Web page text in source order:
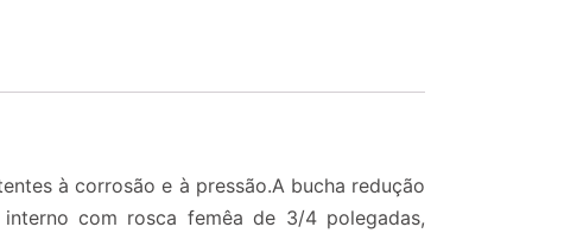
à corrosão e à pressão.A bucha redução
com rosca femêa de 3/4 polegadas,